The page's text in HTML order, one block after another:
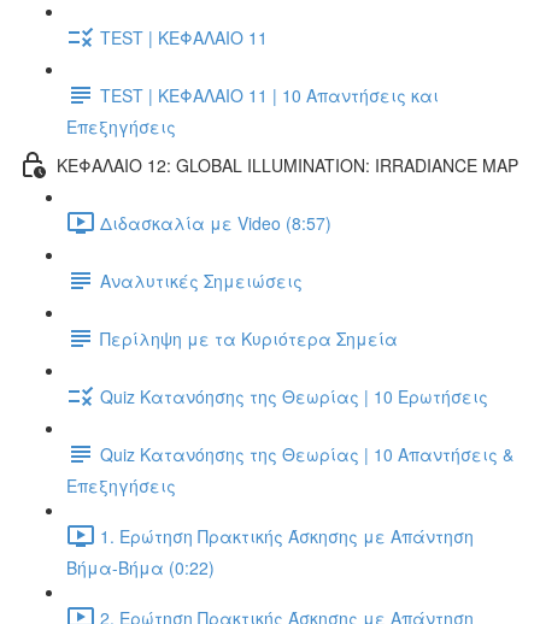
TEST | ΚΕΦΑΛΑΙΟ 11
TEST | ΚΕΦΑΛΑΙΟ 11 | 10 Απαντήσεις και
Επεξηγήσεις
ΚΕΦΑΛΑΙΟ 12: GLOBAL ILLUMINATION: IRRADIANCE MAP
Διδασκαλία με Video (8:57)
Αναλυτικές Σημειώσεις
Περίληψη με τα Κυριότερα Σημεία
Quiz Κατανόησης της Θεωρίας | 10 Ερωτήσεις
Quiz Κατανόησης της Θεωρίας | 10 Απαντήσεις &
Επεξηγήσεις
1. Ερώτηση Πρακτικής Άσκησης με Απάντηση
Βήμα-Βήμα (0:22)
2. Ερώτηση Πρακτικής Άσκησης με Απάντηση